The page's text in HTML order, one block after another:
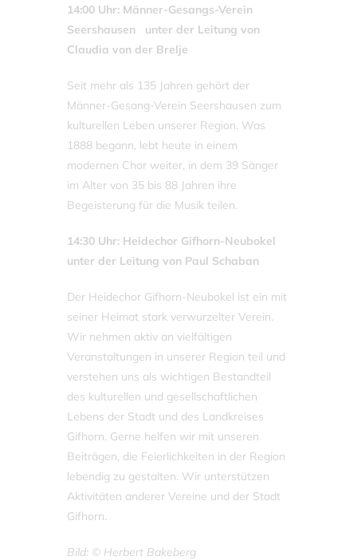
14:00 Uhr: Männer-Gesangs-Verein
Seershausen unter der Leitung von
Claudia von der Brelje
Seit mehr als 135 Jahren gehört der
Männer-Gesang-Verein Seershausen zum
kulturellen Leben unserer Region. Was
1888 begann, lebt heute in einem
modernen Chor weiter, in dem 39 Sänger
im Alter von 35 bis 88 Jahren ihre
Begeisterung für die Musik teilen.
14:30 Uhr: Heidechor Gifhorn-Neubokel
unter der Leitung von Paul Schaban
Der Heidechor Gifhorn-Neubokel ist ein mit
seiner Heimat stark verwurzelter Verein.
Wir nehmen aktiv an vielfältigen
Veranstaltungen in unserer Region teil und
verstehen uns als wichtigen Bestandteil
des kulturellen und gesellschaftlichen
Lebens der Stadt und des Landkreises
Gifhorn. Gerne helfen wir mit unseren
Beiträgen, die Feierlichkeiten in der Region
lebendig zu gestalten. Wir unterstützen
Aktivitäten anderer Vereine und der Stadt
Gifhorn.
Bild: © Herbert Bakeberg